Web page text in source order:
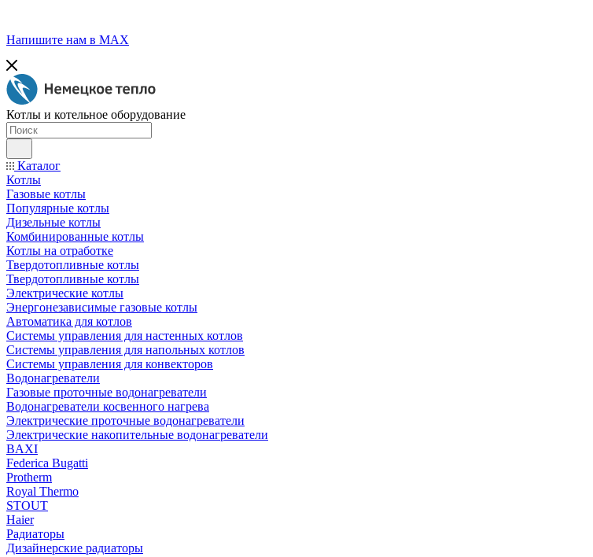
Напишите нам в МАХ
Котлы и котельное оборудование
Каталог
Котлы
Газовые котлы
Популярные котлы
Дизельные котлы
Комбинированные котлы
Котлы на отработке
Твердотопливные котлы
Твердотопливные котлы
Электрические котлы
Энергонезависимые газовые котлы
Автоматика для котлов
Системы управления для настенных котлов
Системы управления для напольных котлов
Системы управления для конвекторов
Водонагреватели
Газовые проточные водонагреватели
Водонагреватели косвенного нагрева
Электрические проточные водонагреватели
Электрические накопительные водонагреватели
BAXI
Federica Bugatti
Protherm
Royal Thermo
STOUT
Haier
Радиаторы
Дизайнерские радиаторы